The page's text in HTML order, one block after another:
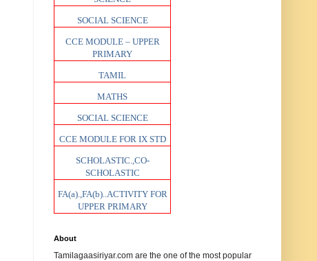
SOCIAL SCIENCE
CCE MODULE – UPPER
PRIMARY
TAMIL
MATHS
SOCIAL SCIENCE
CCE MODULE FOR IX STD
SCHOLASTIC.,CO-
SCHOLASTIC
FA(a).,FA(b)..ACTIVITY FOR
UPPER PRIMARY
About
Tamilagaasiriyar.com are the one of the most popular